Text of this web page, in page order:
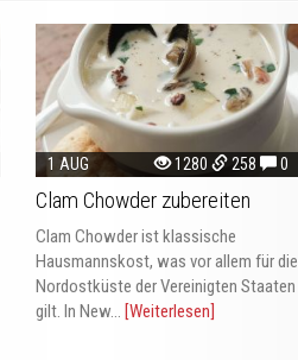
1 AUG 1280 258 0
Clam Chowder zubereiten
Clam Chowder ist klassische
Hausmannskost, was vor allem für die
Nordostküste der Vereinigten Staaten
gilt. In New... [Weiterlesen]